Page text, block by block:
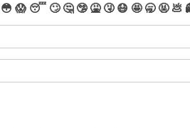
😳 😱 😴 🙄 🤔 🤥 🤮 🤧 😷 🤩 🥱 🤬 💩